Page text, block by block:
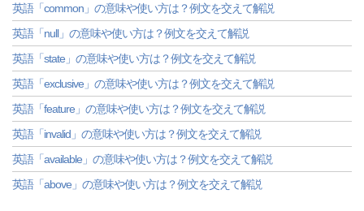
英語「common」の意味や使い方は？例文を交えて解説
英語「null」の意味や使い方は？例文を交えて解説
英語「state」の意味や使い方は？例文を交えて解説
英語「exclusive」の意味や使い方は？例文を交えて解説
英語「feature」の意味や使い方は？例文を交えて解説
英語「invalid」の意味や使い方は？例文を交えて解説
英語「available」の意味や使い方は？例文を交えて解説
英語「above」の意味や使い方は？例文を交えて解説